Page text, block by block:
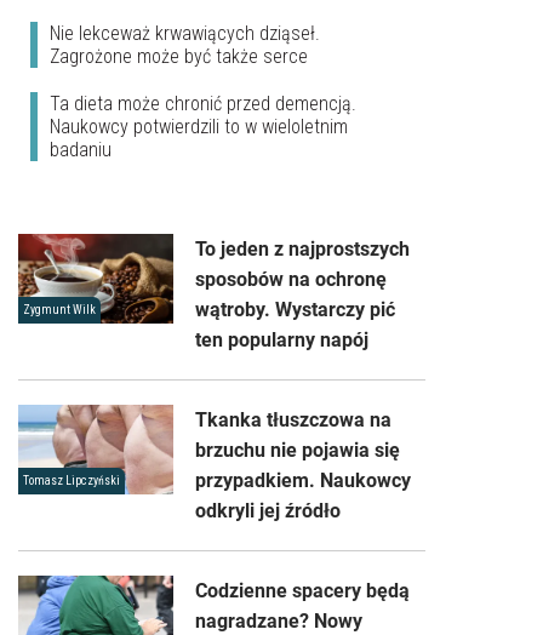
Nie lekceważ krwawiących dziąseł.
Zagrożone może być także serce
Ta dieta może chronić przed demencją.
Naukowcy potwierdzili to w wieloletnim
badaniu
Zygmunt Wilk
To jeden z najprostszych
sposobów na ochronę
wątroby. Wystarczy pić
ten popularny napój
Tomasz Lipczyński
Tkanka tłuszczowa na
brzuchu nie pojawia się
przypadkiem. Naukowcy
odkryli jej źródło
Codzienne spacery będą
nagradzane? Nowy